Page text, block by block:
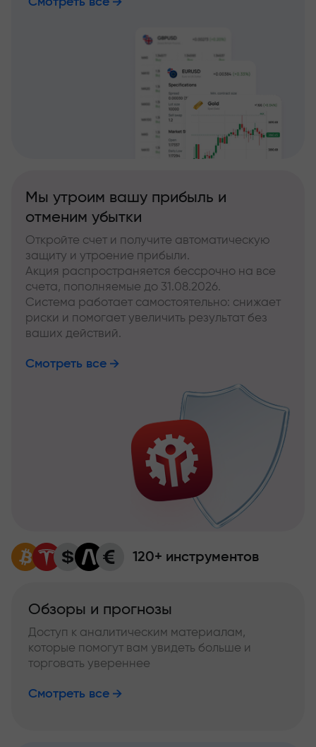
Мы утроим вашу прибыль и
отменим убытки
Откройте счет и получите автоматическую
защиту и утроение прибыли.
Акция распространяется бессрочно на все
счета, пополняемые до 31.08.2026.
Система работает самостоятельно: снижает
риски и помогает увеличить результат без
ваших действий.
Смотреть все
120+ инструментов
Обзоры и прогнозы
Доступ к аналитическим материалам,
которые помогут вам увидеть больше и
торговать увереннее
Смотреть все